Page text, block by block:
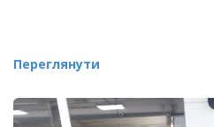
Переглянути